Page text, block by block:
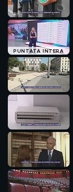
PUNTATA INTERA